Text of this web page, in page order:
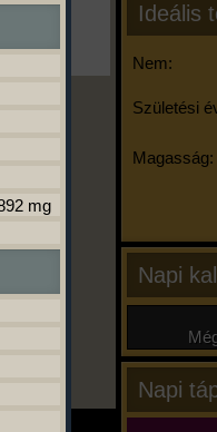
Ideális
Nem:
Születési
Magasság:
Napi
Napi
többet,